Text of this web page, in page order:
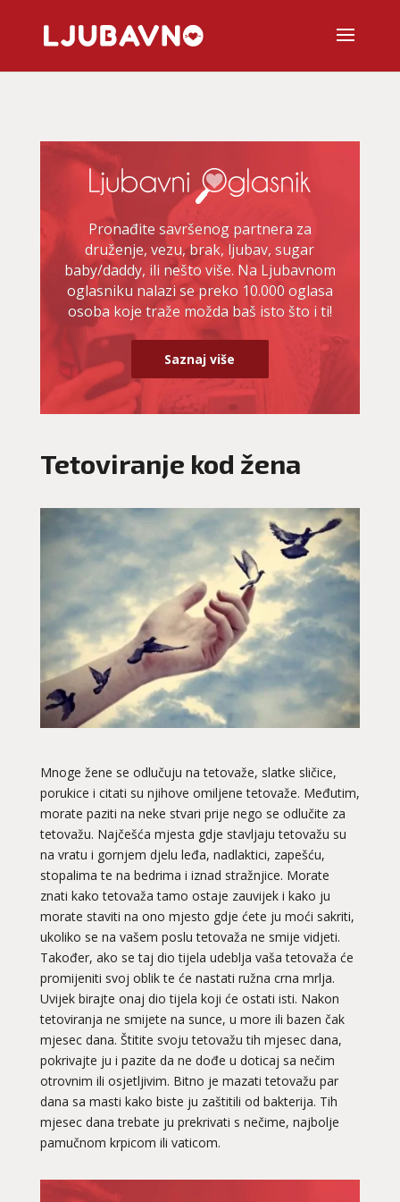
Pronađite savršenog partnera za
druženje, vezu, brak, ljubav, sugar
baby/daddy, ili nešto više. Na Ljubavnom
oglasniku nalazi se preko 10.000 oglasa
osoba koje traže možda baš isto što i ti!
Saznaj više
Tetoviranje kod žena
Mnoge žene se odlučuju na tetovaže, slatke sličice,
porukice i citati su njihove omiljene tetovaže. Međutim,
morate paziti na neke stvari prije nego se odlučite za
tetovažu. Najčešća mjesta gdje stavljaju tetovažu su
na vratu i gornjem djelu leđa, nadlaktici, zapešću,
stopalima te na bedrima i iznad stražnjice. Morate
znati kako tetovaža tamo ostaje zauvijek i kako ju
morate staviti na ono mjesto gdje ćete ju moći sakriti,
ukoliko se na vašem poslu tetovaža ne smije vidjeti.
Također, ako se taj dio tijela udeblja vaša tetovaža će
promijeniti svoj oblik te će nastati ružna crna mrlja.
Uvijek birajte onaj dio tijela koji će ostati isti. Nakon
tetoviranja ne smijete na sunce, u more ili bazen čak
mjesec dana. Štitite svoju tetovažu tih mjesec dana,
pokrivajte ju i pazite da ne dođe u doticaj sa nečim
otrovnim ili osjetljivim. Bitno je mazati tetovažu par
dana sa masti kako biste ju zaštitili od bakterija. Tih
mjesec dana trebate ju prekrivati s nečime, najbolje
pamučnom krpicom ili vaticom.